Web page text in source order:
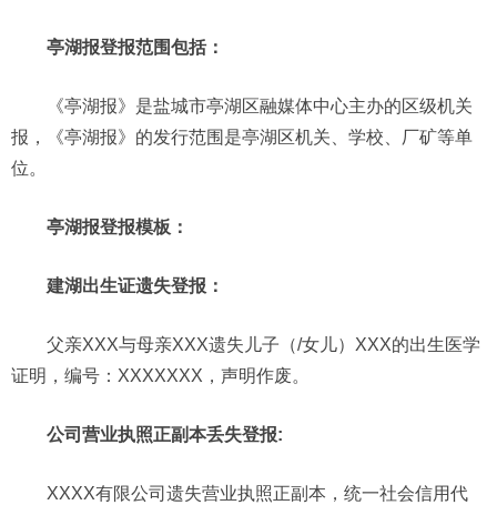
亭湖报登报范围包括：
《亭湖报》是盐城市亭湖区融媒体中心主办的区级机关
报，《亭湖报》的发行范围是亭湖区机关、学校、厂矿等单
位。
亭湖报登报模板：
建湖出生证遗失登报：
父亲XXX与母亲XXX遗失儿子（/女儿）XXX的出生医学
证明，编号：XXXXXXX，声明作废。
公司营业执照正副本丢失登报:
XXXX有限公司遗失营业执照正副本，统一社会信用代